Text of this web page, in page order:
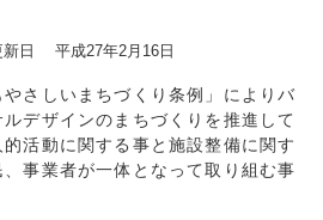
日 平成27年2月16日
さしいまちづくり条例」によりバ
デザインのまちづくりを推進して
活動に関する事と施設整備に関す
事業者が一体となって取り組む事